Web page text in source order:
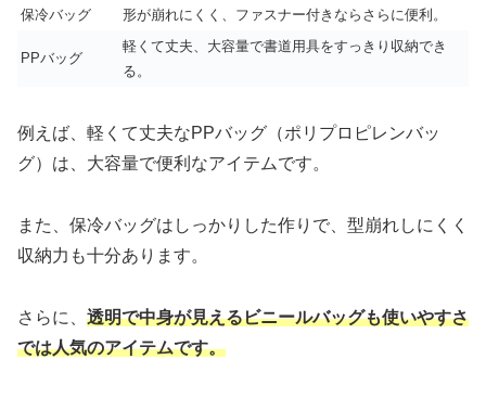
保冷バッグ 形が崩れにくく、ファスナー付きならさらに便利。
PPバッグ
軽くて丈夫、大容量で書道用具をすっきり収納でき
る。
例えば、軽くて丈夫なPPバッグ（ポリプロピレンバッ
グ）は、大容量で便利なアイテムです。
また、保冷バッグはしっかりした作りで、型崩れしにくく
収納力も十分あります。
さらに、 透明で中身が見えるビニールバッグも使いやすさ
では人気のアイテムです。